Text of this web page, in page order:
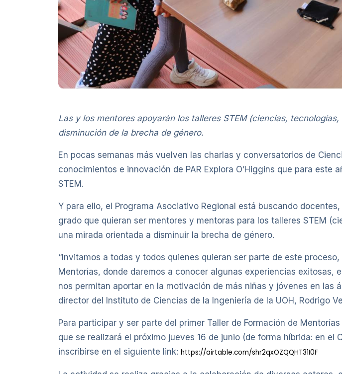
Las y los mentores apoyarán los talleres STEM (ciencias,
disminución de la brecha de género.
En pocas semanas más vuelven las charlas y conversatorios de
conocimientos e innovación de PAR Explora O’Higgins que para
STEM.
Y para ello, el Programa Asociativo Regional está buscando
grado que quieran ser mentores y mentoras para los talleres STEM
una mirada orientada a disminuir la brecha de género.
“Invitamos a todas y todos quienes quieran ser parte de este
Mentorías, donde daremos a conocer algunas experiencias
nos permitan aportar en la motivación de más niñas y jóvenes en las
director del Instituto de Ciencias de la Ingeniería de la UOH, Rodrigo
Para participar y ser parte del primer Taller de Formación de
que se realizará el próximo jueves 16 de junio (de forma híbrida: en el
inscribirse en el siguiente link: https://airtable.com/shr2qxOZQQHT31I0F